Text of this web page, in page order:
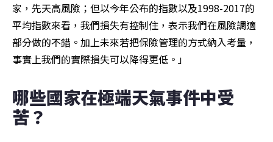
家，先天高風險；但以今年公布的指數以及1998-2017的
平均指數來看，我們損失有控制住，表示我們在風險調適
部分做的不錯。加上未來若把保險管理的方式納入考量，
事實上我們的實際損失可以降得更低。」
哪些國家在極端天氣事件中受
苦？